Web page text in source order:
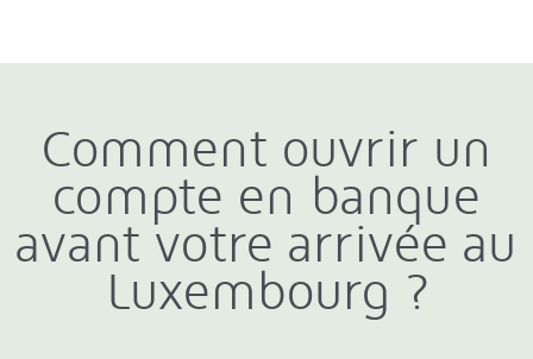
Comment ouvrir un
compte en banque
avant votre arrivée au
Luxembourg ?